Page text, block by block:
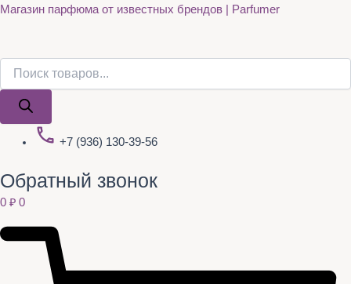
Перейти
Магазин парфюма от известных брендов | Parfumer
Поиск
+7 (936) 130-39-56
Обратный звонок
0 ₽ 0
Поиск
Quantity